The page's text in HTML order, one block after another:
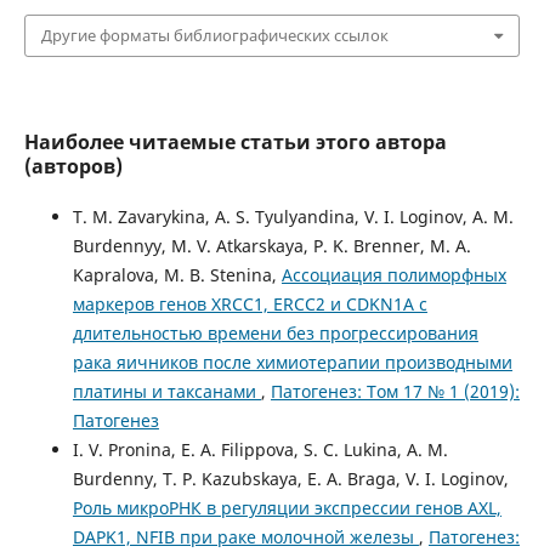
Другие форматы библиографических ссылок
Наиболее читаемые статьи этого автора
(авторов)
T. M. Zavarykina, A. S. Tyulyandina, V. I. Loginov, A. M.
Burdennyy, M. V. Atkarskaya, P. K. Brenner, M. A.
Kapralova, M. B. Stenina, Ассоциация полиморфных
маркеров генов XRCC1, ERCC2 и CDKN1A с
длительностью времени без прогрессирования
рака яичников после химиотерапии производными
платины и таксанами , Патогенез: Том 17 № 1 (2019):
Патогенез
I. V. Pronina, E. A. Filippova, S. C. Lukina, A. M.
Burdenny, T. P. Kazubskaya, E. A. Braga, V. I. Loginov,
Роль микроРНК в регуляции экспрессии генов AXL,
DAPK1, NFIB при раке молочной железы , Патогенез: